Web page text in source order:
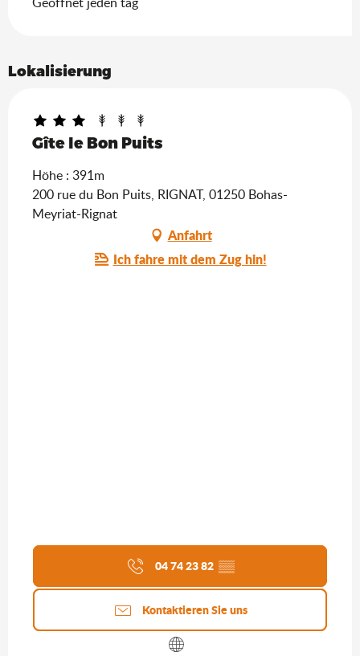
Lokalisierung
Gîte le Bon Puits
Höhe : 391m
200 rue du Bon Puits, RIGNAT, 01250 Bohas-
Meyriat-Rignat
Anfahrt
Ich fahre mit dem Zug hin!
04 74 23 82 ▒▒
Kontaktieren Sie uns